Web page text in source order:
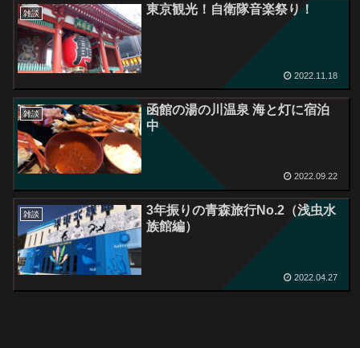
雑談 東京観光！自衛隊音楽祭り！
2022.11.18
雑談
函館の湯の川温泉 海と灯に宿泊
中
2022.09.22
雑談
3年振りの青森旅行No.2（浅虫水
族館編）
2022.04.27